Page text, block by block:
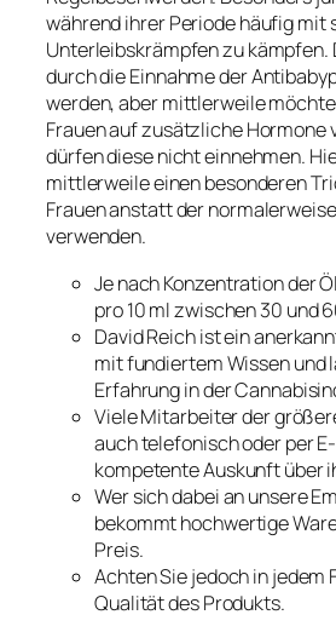
während ihrer Periode häufig mit
Unterleibskrämpfen zu kämpfen.
durch die Einnahme der
werden, aber mittlerweile
Frauen auf zusätzliche Hormone
dürfen diese nicht einnehmen.
mittlerweile einen besonderen
Frauen anstatt der
verwenden.
Je nach Konzentration der
pro 10 ml zwischen 30 und
David Reich ist ein
mit fundiertem Wissen und
Erfahrung in der
Viele Mitarbeiter der
auch telefonisch oder per
kompetente Auskunft über
Wer sich dabei an unsere
bekommt hochwertige
Preis.
Achten Sie jedoch in jedem
Qualität des Produkts.